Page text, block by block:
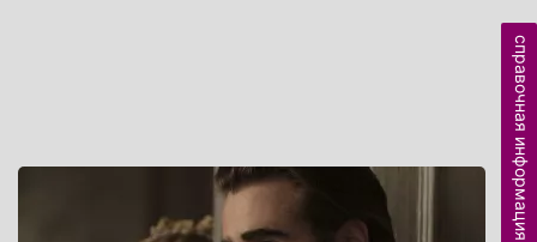
справочная информация